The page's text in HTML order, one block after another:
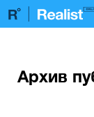
Архив